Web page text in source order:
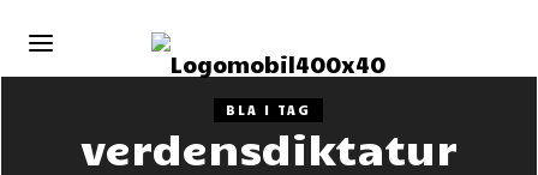
BLA I TAG
verdensdiktatur